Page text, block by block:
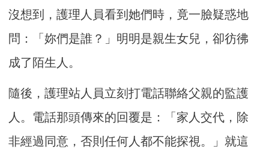
沒想到，護理人員看到她們時，竟一臉疑惑地
問：「妳們是誰？」明明是親生女兒，卻彷彿
成了陌生人。
隨後，護理站人員立刻打電話聯絡父親的監護
人。電話那頭傳來的回覆是：「家人交代，除
非經過同意，否則任何人都不能探視。」就這